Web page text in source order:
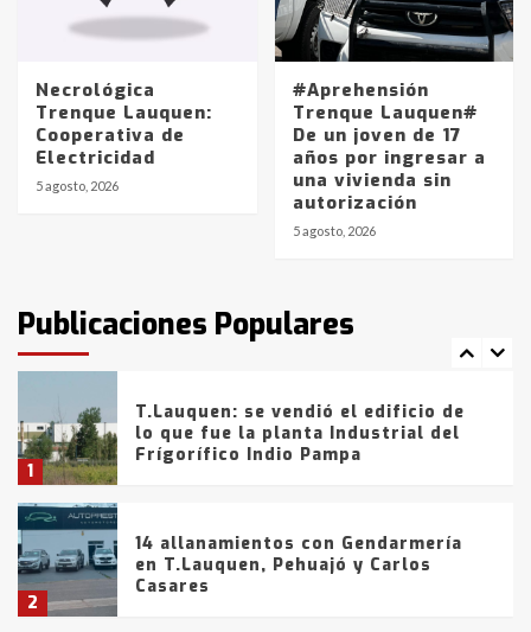
Necrológica
Trenque Lauquen:
Cooperativa de
Electricidad
5 agosto, 2026
#Aprehensión
Trenque Lauquen#
De un joven de 17
años por ingresar a
una vivienda sin
autorización
5 agosto, 2026
Publicaciones Populares
Los precios de los combustibles en
La Pampa, desde YPF hasta Axion
entre 857 a 1338 pesos
La Bolsa de Cereales de Bahía
Blanca anticipa que Agosto vendrá
con lluvias y heladas, en gran parte
fueron detenidos por
comercialización de drogas en la
tarde del sábado
1
T.Lauquen: se vendió el edificio de
lo que fue la planta Industrial del
Frígorífico Indio Pampa
2
14 allanamientos con Gendarmería
en T.Lauquen, Pehuajó y Carlos
Casares